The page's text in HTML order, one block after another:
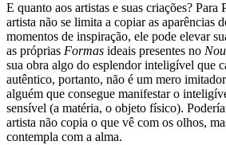
E quanto aos artistas e suas criações?
artista não se limita a copiar as aparências
momentos de inspiração, ele pode elevar
as próprias Formas ideais presentes no
sua obra algo do esplendor inteligível que
autêntico, portanto, não é um mero
alguém que consegue manifestar o
sensível (a matéria, o objeto físico).
artista não copia o que vê com os olhos,
contempla com a alma.